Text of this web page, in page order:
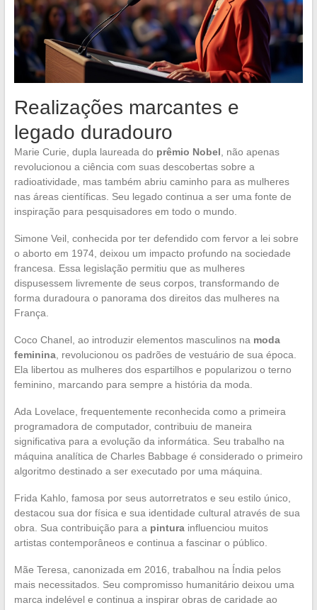
Realizações marcantes e
legado duradouro
Marie Curie, dupla laureada do prêmio Nobel, não apenas
revolucionou a ciência com suas descobertas sobre a
radioatividade, mas também abriu caminho para as mulheres
nas áreas científicas. Seu legado continua a ser uma fonte de
inspiração para pesquisadores em todo o mundo.
Simone Veil, conhecida por ter defendido com fervor a lei sobre
o aborto em 1974, deixou um impacto profundo na sociedade
francesa. Essa legislação permitiu que as mulheres
dispusessem livremente de seus corpos, transformando de
forma duradoura o panorama dos direitos das mulheres na
França.
Coco Chanel, ao introduzir elementos masculinos na moda
feminina, revolucionou os padrões de vestuário de sua época.
Ela libertou as mulheres dos espartilhos e popularizou o terno
feminino, marcando para sempre a história da moda.
Ada Lovelace, frequentemente reconhecida como a primeira
programadora de computador, contribuiu de maneira
significativa para a evolução da informática. Seu trabalho na
máquina analítica de Charles Babbage é considerado o primeiro
algoritmo destinado a ser executado por uma máquina.
Frida Kahlo, famosa por seus autorretratos e seu estilo único,
destacou sua dor física e sua identidade cultural através de sua
obra. Sua contribuição para a pinturainfluenciou muitos
artistas contemporâneos e continua a fascinar o público.
Mãe Teresa, canonizada em 2016, trabalhou na Índia pelos
mais necessitados. Seu compromisso humanitário deixou uma
marca indelével e continua a inspirar obras de caridade ao